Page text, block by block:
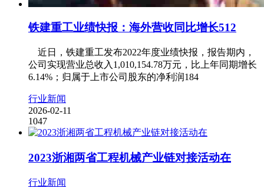
铁建重工业绩快报：海外营收同比增长512
近日，铁建重工发布2022年度业绩快报，报告期内，
公司实现营业总收入1,010,154.78万元，比上年同期增长
6.14%；归属于上市公司股东的净利润184
行业新闻
2026-02-11
1047
2023浙湘两省工程机械产业链对接活动在
行业新闻